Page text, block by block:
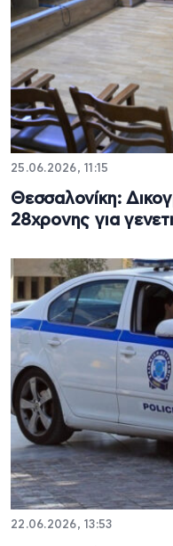
25.06.2026, 11:15
Θεσσαλονίκη:
28χρονης για
22.06.2026, 13:53